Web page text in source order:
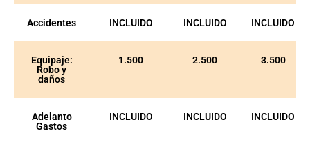
Accidentes INCLUIDO INCLUIDO INCLUIDO
Equipaje:
Robo y
daños
1.500 2.500 3.500
Adelanto
Gastos
INCLUIDO INCLUIDO INCLUIDO